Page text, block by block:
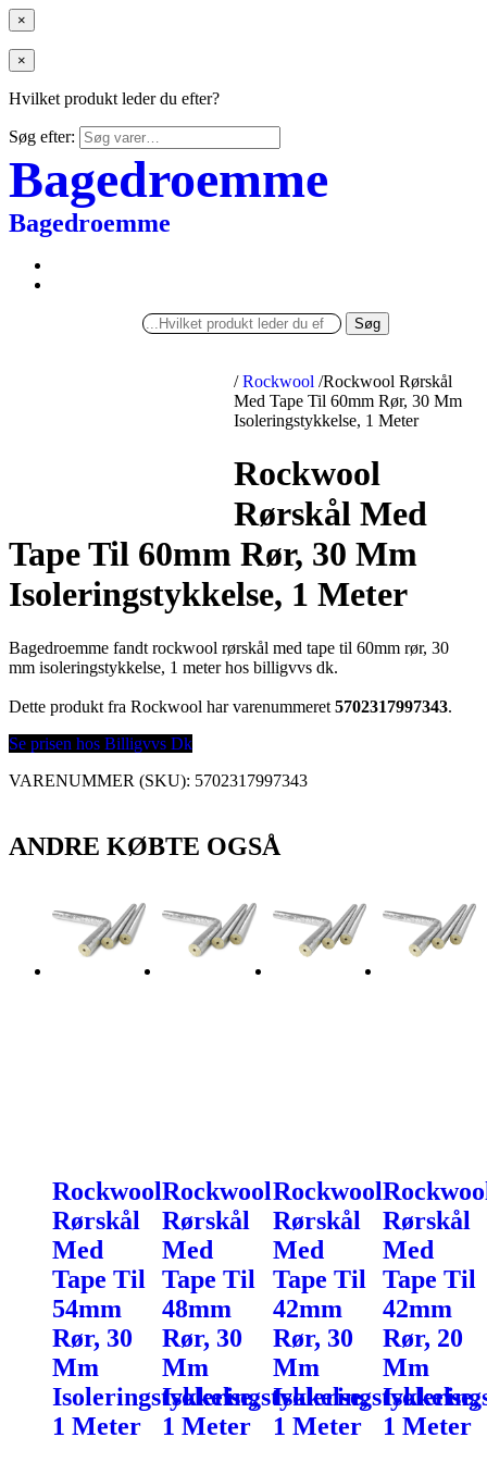
×
×
Hvilket produkt leder du efter?
Søg efter:
Bagedroemme
Bagedroemme
Søg
/ Rockwool /Rockwool Rørskål
Med Tape Til 60mm Rør, 30 Mm
Isoleringstykkelse, 1 Meter
Rockwool
Rørskål Med
Tape Til 60mm Rør, 30 Mm
Isoleringstykkelse, 1 Meter
Bagedroemme fandt rockwool rørskål med tape til 60mm rør, 30
mm isoleringstykkelse, 1 meter hos billigvvs dk.
Dette produkt fra Rockwool har varenummeret 5702317997343.
Se prisen hos Billigvvs Dk
VARENUMMER (SKU): 5702317997343
ANDRE KØBTE OGSÅ
Rockwool
Rørskål
Med
Tape Til
54mm
Rør, 30
Mm
Isoleringstykkelse,
1 Meter
Rockwool
Rørskål
Med
Tape Til
48mm
Rør, 30
Mm
Isoleringstykkelse,
1 Meter
Rockwool
Rørskål
Med
Tape Til
42mm
Rør, 30
Mm
Isoleringstykkelse,
1 Meter
Rørskål
Med
Tape Til
42mm
Rør, 20
Mm
1 Meter